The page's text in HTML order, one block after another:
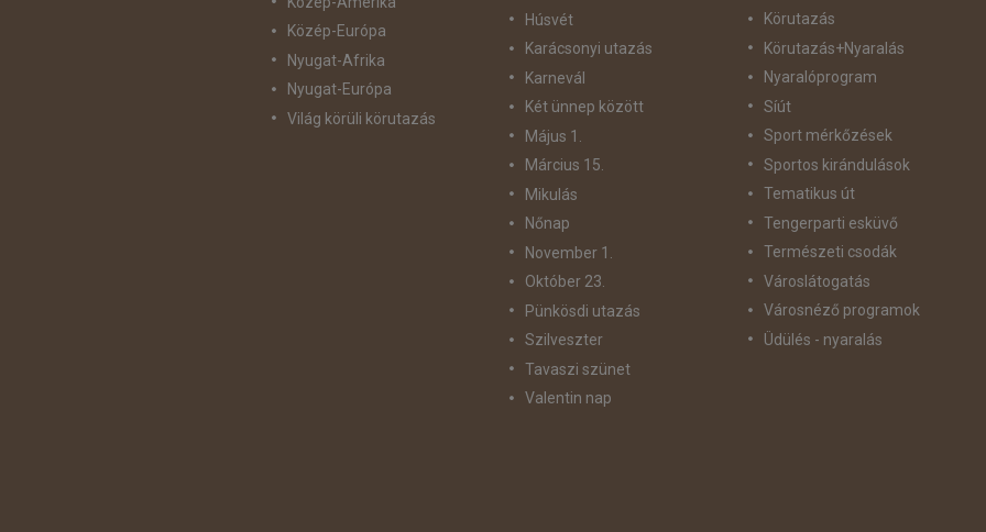
Közép-Európa
Nyugat-Afrika
Nyugat-Európa
Világ körüli körutazás
Húsvét
Karácsonyi utazás
Karnevál
Két ünnep között
Május 1.
Március 15.
Mikulás
Nőnap
November 1.
Október 23.
Pünkösdi utazás
Szilveszter
Tavaszi szünet
Valentin nap
Körutazás
Körutazás+Nyaralás
Nyaralóprogram
Síút
Sport mérkőzések
Sportos kirándulások
Tematikus út
Tengerparti esküvő
Természeti csodák
Városlátogatás
Városnéző programok
Üdülés - nyaralás